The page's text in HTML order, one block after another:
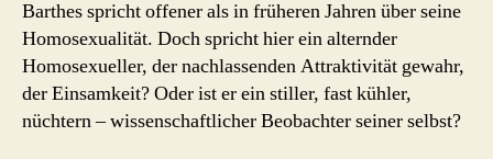
Barthes spricht offener als in früheren Jahren über seine
Homosexualität. Doch spricht hier ein alternder
Homosexueller, der nachlassenden Attraktivität gewahr,
der Einsamkeit? Oder ist er ein stiller, fast kühler,
nüchtern – wissenschaftlicher Beobachter seiner selbst?